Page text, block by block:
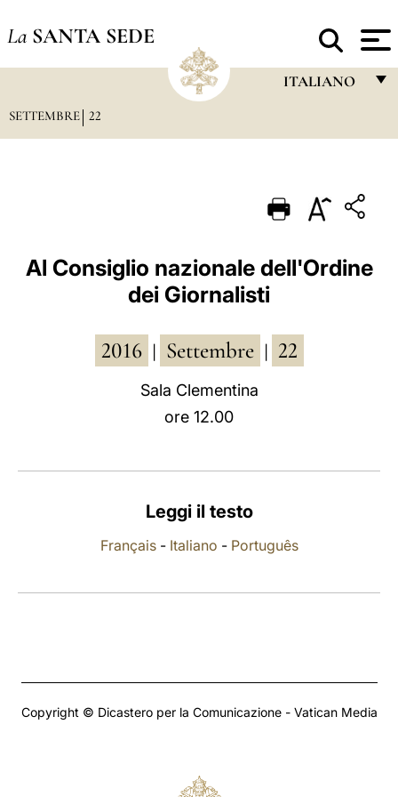
La SANTA SEDE
ITALIANO
PORTUGUÊS
ESPAÑOL
العربيّة
SETTEMBRE 22
Al Consiglio nazionale dell'Ordine
dei Giornalisti
2016 Settembre 22
Sala Clementina
ore 12.00
Leggi il testo
Français- Italiano - Português
Copyright © Dicastero per la Comunicazione - Vatican Media